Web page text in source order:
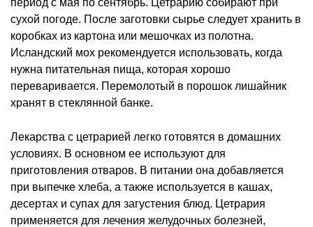
сухой погоде. После заготовки сырье следует хранить в
коробках из картона или мешочках из полотна.
Исландский мох рекомендуется использовать, когда
нужна питательная пища, которая хорошо
переваривается. Перемолотый в порошок лишайник
хранят в стеклянной банке.
Лекарства с цетрарией легко готовятся в домашних
условиях. В основном ее используют для
приготовления отваров. В питании она добавляется
при выпечке хлеба, а также используется в кашах,
десертах и супах для загустения блюд. Цетрария
применяется для лечения желудочных болезней,